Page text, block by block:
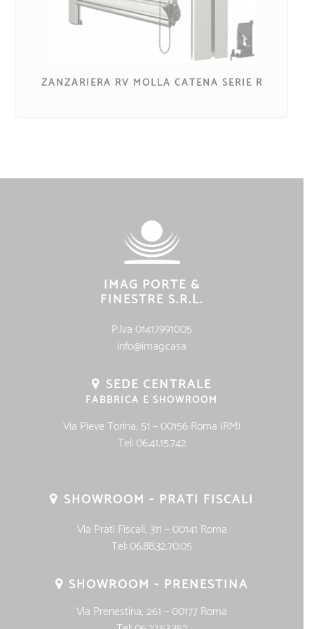
ZANZARIERA RV MOLLA CATENA SERIE R
IMAG PORTE &
FINESTRE S.R.L.
P.Iva 01417991005
info@imag.casa
SEDE CENTRALE
FABBRICA E SHOWROOM
Via Pieve Torina, 51 – 00156 Roma (RM)
Tel:06.41.15.742
SHOWROOM - PRATI FISCALI
Via Prati Fiscali, 311 – 00141 Roma
Tel:06.88.32.70.05
SHOWROOM - PRENESTINA
Via Prenestina, 261 – 00177 Roma